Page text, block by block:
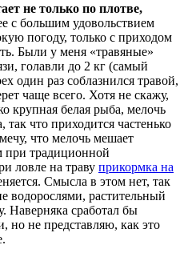
не только по плотве,
с большим удовольствием
погоду, только с приходом
Были у меня «травяные»
голавли до 2 кг (самый
один раз соблазнился травой,
чаще всего. Хотя не скажу,
крупная белая рыба, мелочь
так что приходится частенько
что мелочь мешает
при традиционной
ловле на траву прикормка на
Смысла в этом нет, так
водорослями, растительный
Наверняка сработал бы
но не представляю, как это